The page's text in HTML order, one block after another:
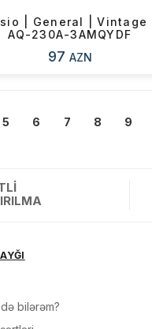
| General | Vintage |
AQ-230A-3AMQYDF
97 AZN
5 6 7 8 9
bilərəm?